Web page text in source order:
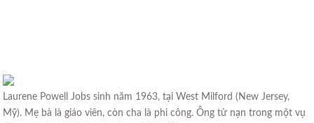
Laurene Powell Jobs sinh năm 1963, tại West Milford (New Jersey,
Mỹ). Mẹ bà là giáo viên, còn cha là phi công. Ông tử nạn trong một vụ